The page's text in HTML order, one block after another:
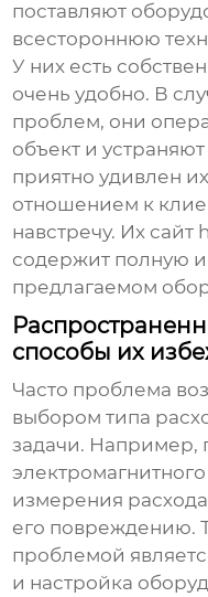
поставляют
всестороннюю
У них есть
очень удобно. В
проблем, они
объект и
приятно удивлен
отношением к
навстречу. Их
содержит полную
предлагаемом
способы их
Часто проблема
выбором типа
задачи. Например,
электромагнитного
измерения
его повреждению.
проблемой
и настройка